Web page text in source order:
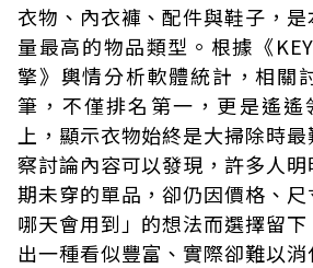
衣物、內衣褲、配件與鞋子，
量最高的物品類型。根據《
擎》輿情分析軟體統計，相關
筆，不僅排名第一，更是遙遙
上，顯示衣物始終是大掃除時
察討論內容可以發現，許多人
期未穿的單品，卻仍因價格、
哪天會用到」的想法而選擇留
出一種看似豐富、實際卻難以消